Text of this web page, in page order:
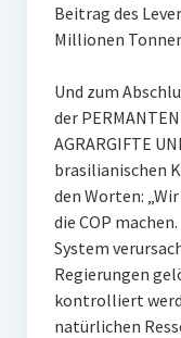
Beitrag des
Millionen
Und zum
der
AGRARGIFTE
brasilianischen
den Worten:
die COP
System
Regierungen
kontrolliert
natürlichen